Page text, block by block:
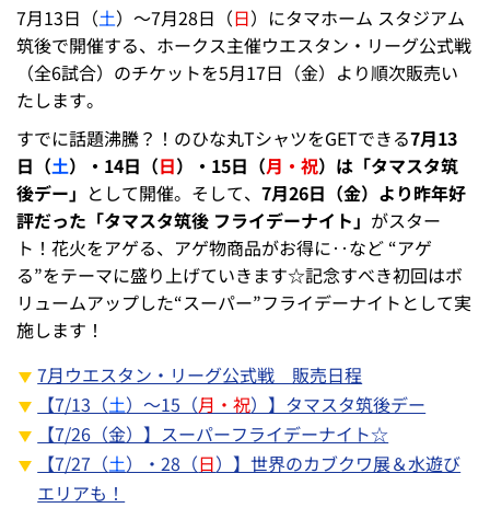
7月13日（土）～7月28日（日）にタマホーム スタジアム
筑後で開催する、ホークス主催ウエスタン・リーグ公式戦
（全6試合）のチケットを5月17日（金）より順次販売い
たします。
すでに話題沸騰？！のひな丸TシャツをGETできる7月13
日（土）・14日（日）・15日（月・祝）は「タマスタ筑
後デー」 として開催。そして、 7月26日（金）より昨年好
評だった「タマスタ筑後 フライデーナイト」 がスター
ト！花火をアゲる、アゲ物商品がお得に‥など “アゲ
る”をテーマに盛り上げていきます☆記念すべき初回はボ
リュームアップした“スーパー”フライデーナイトとして実
施します！
7月ウエスタン・リーグ公式戦 販売日程
【7/13（土）～15（月・祝）】タマスタ筑後デー
【7/26（金）】スーパーフライデーナイト☆
【7/27（土）・28（日）】世界のカブクワ展＆水遊び
エリアも！